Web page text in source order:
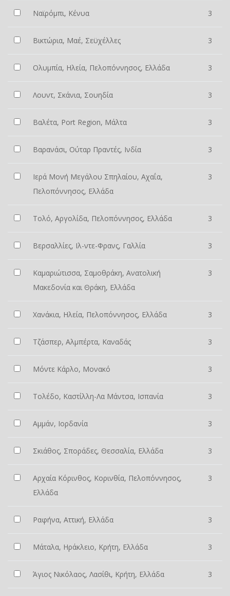
Ναϊρόμπι, Κένυα 3
Βικτώρια, Μαέ, Σεϋχέλλες 3
Ολυμπία, Ηλεία, Πελοπόννησος, Ελλάδα 3
Λουντ, Σκάνια, Σουηδία 3
Βαλέτα, Port Region, Μάλτα 3
Βαρανάσι, Ούταρ Πραντές, Ινδία 3
Ιερά Μονή Μεγάλου Σπηλαίου, Αχαΐα,
Πελοπόννησος, Ελλάδα
3
Τολό, Αργολίδα, Πελοπόννησος, Ελλάδα 3
Βερσαλλίες, Ιλ-ντε-Φρανς, Γαλλία 3
Καμαριώτισσα, Σαμοθράκη, Ανατολική
Μακεδονία και Θράκη, Ελλάδα
3
Χανάκια, Ηλεία, Πελοπόννησος, Ελλάδα 3
Τζάσπερ, Αλμπέρτα, Καναδάς 3
Μόντε Κάρλο, Μονακό 3
Τολέδο, Καστίλλη-Λα Μάντσα, Ισπανία 3
Αμμάν, Ιορδανία 3
Σκιάθος, Σποράδες, Θεσσαλία, Ελλάδα 3
Αρχαία Κόρινθος, Κορινθία, Πελοπόννησος,
Ελλάδα
3
Ραφήνα, Αττική, Ελλάδα 3
Μάταλα, Ηράκλειο, Κρήτη, Ελλάδα 3
Άγιος Νικόλαος, Λασίθι, Κρήτη, Ελλάδα 3